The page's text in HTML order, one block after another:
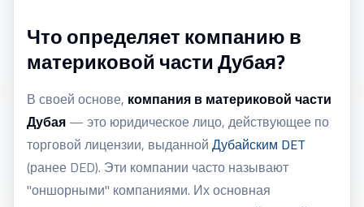
Что определяет компанию в
материковой части Дубая?
В своей основе, компания в материковой части
Дубая— это юридическое лицо, действующее по
торговой лицензии, выданнойДубайским DET
(ранее DED). Эти компании часто называют
"оншорными" компаниями. Их основная